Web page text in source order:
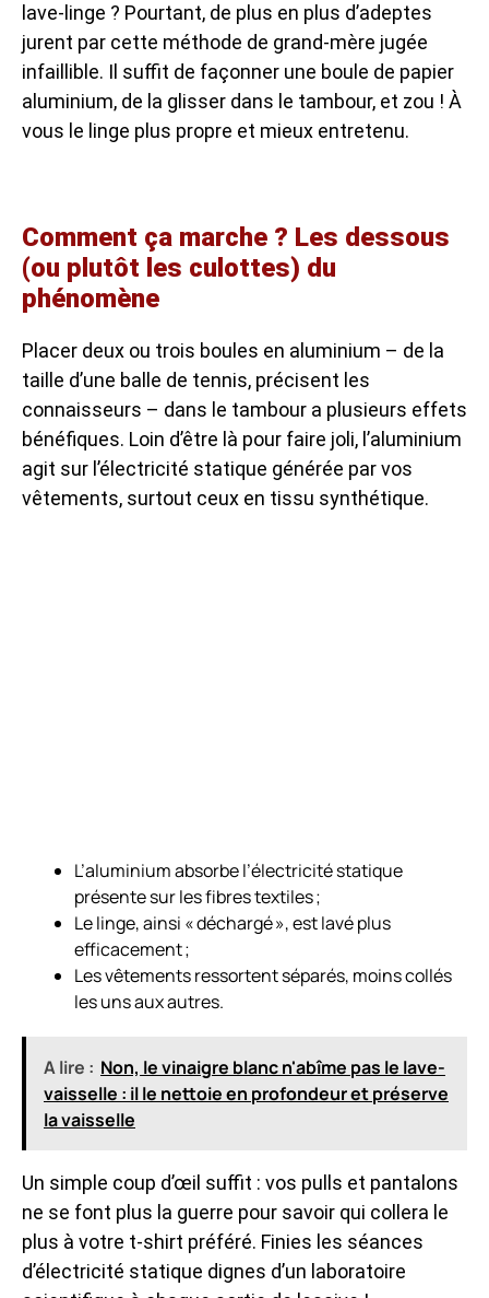
lave-linge ? Pourtant, de plus en plus d’adeptes
jurent par cette méthode de grand-mère jugée
infaillible. Il suffit de façonner une boule de papier
aluminium, de la glisser dans le tambour, et zou ! À
vous le linge plus propre et mieux entretenu.
Comment ça marche ? Les dessous
(ou plutôt les culottes) du
phénomène
Placer deux ou trois boules en aluminium – de la
taille d’une balle de tennis, précisent les
connaisseurs – dans le tambour a plusieurs effets
bénéfiques. Loin d’être là pour faire joli, l’aluminium
agit sur l’électricité statique générée par vos
vêtements, surtout ceux en tissu synthétique.
L’aluminium absorbe l’électricité statique
présente sur les fibres textiles ;
Le linge, ainsi « déchargé », est lavé plus
efficacement ;
Les vêtements ressortent séparés, moins collés
les uns aux autres.
A lire : Non, le vinaigre blanc n'abîme pas le lave-
vaisselle : il le nettoie en profondeur et préserve
la vaisselle
Un simple coup d’œil suffit : vos pulls et pantalons
ne se font plus la guerre pour savoir qui collera le
plus à votre t-shirt préféré. Finies les séances
d’électricité statique dignes d’un laboratoire